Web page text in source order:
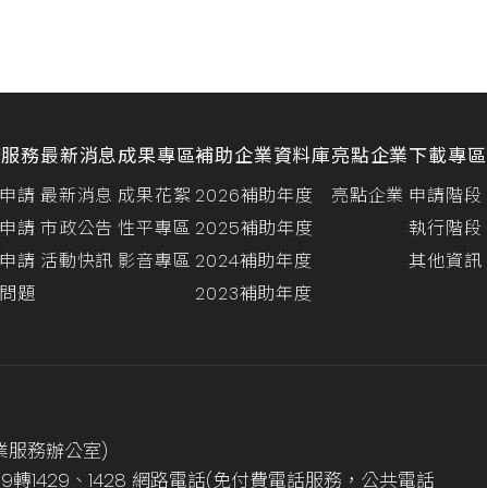
務
請
請
請
題
最新消息
最新消息
市政公告
活動快訊
成果專區
成果花絮
性平專區
影音專區
補助企業資料庫
2026補助年度
2025補助年度
2024補助年度
2023補助年度
亮點企業
亮點企業
下載專區
申請階段
執行階段
其他資訊
服務辦公室)
1429、1428 網路電話(免付費電話服務，公共電話